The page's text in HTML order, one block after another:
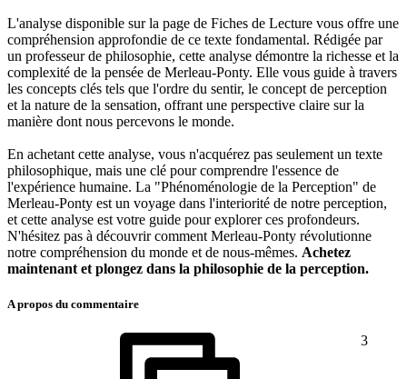
L'analyse disponible sur la page de Fiches de Lecture vous offre une
compréhension approfondie de ce texte fondamental. Rédigée par
un professeur de philosophie, cette analyse démontre la richesse et la
complexité de la pensée de Merleau-Ponty. Elle vous guide à travers
les concepts clés tels que l'ordre du sentir, le concept de perception
et la nature de la sensation, offrant une perspective claire sur la
manière dont nous percevons le monde.
En achetant cette analyse, vous n'acquérez pas seulement un texte
philosophique, mais une clé pour comprendre l'essence de
l'expérience humaine. La "Phénoménologie de la Perception" de
Merleau-Ponty est un voyage dans l'interiorité de notre perception,
et cette analyse est votre guide pour explorer ces profondeurs.
N'hésitez pas à découvrir comment Merleau-Ponty révolutionne
notre compréhension du monde et de nous-mêmes. Achetez
maintenant et plongez dans la philosophie de la perception.
A propos du commentaire
3